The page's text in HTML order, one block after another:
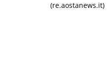
(re.aostanews.it)